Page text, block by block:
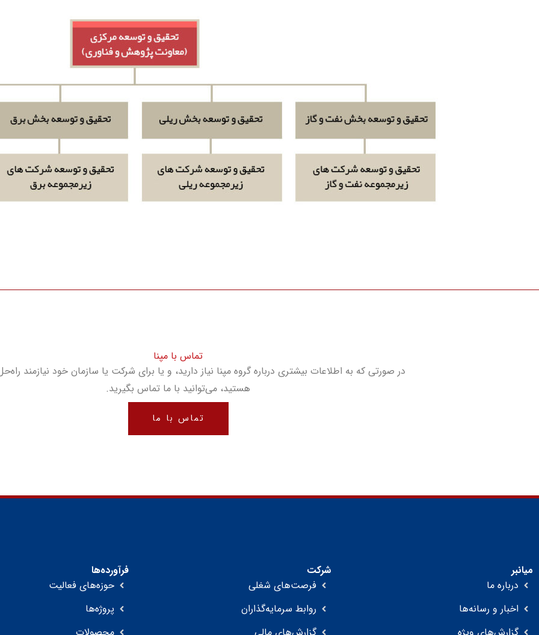
تماس با مپنا
در صورتی که به اطلاعات بیشتری درباره گروه مپنا نیاز دارید، و یا برای شرکت یا سازمان خود نیازمند
هستید، می‌توانید با ما تماس بگیرید.
تماس با ما
میانبر
درباره ما
اخبار و رسانه‌ها
شرکت
فرصت‌های شغلی
روابط سرمایه‌گذاران
فرآورده‌ها
حوزه‌های فعالیت
پروژه‌ها